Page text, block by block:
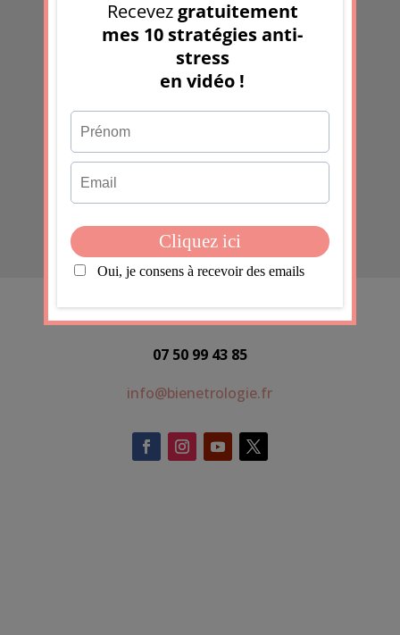
pour permettre de me recontacter, pour m’envoyer la
newsletter, dans le cadre de la relation commerciale
qui découle de cette demande.
CONTACT
07 50 99 43 85
info@bienetrologie.fr